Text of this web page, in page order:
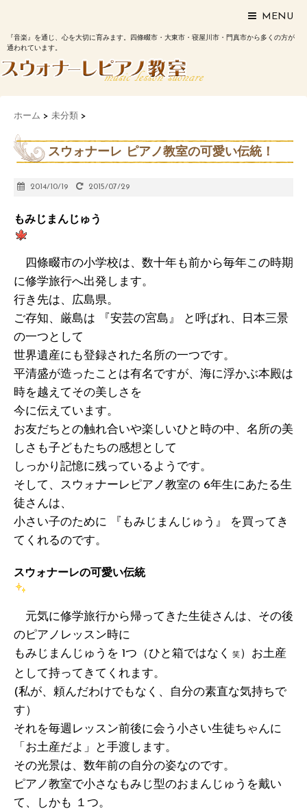
MENU
『音楽』を通じ、心を大切に育みます。四條畷市・大東市・寝屋川市・門真市から多くの方が
通われています。
ホーム > 未分類 >
スウォナーレ ピアノ教室の可愛い伝統！
2014/10/19 2015/07/29
もみじまんじゅう
四條畷市の小学校は、数十年も前から毎年この時期
に修学旅行へ出発します。
行き先は、広島県。
ご存知、厳島は 『安芸の宮島』 と呼ばれ、日本三景
の一つとして
世界遺産にも登録された名所の一つです。
平清盛が造ったことは有名ですが、海に浮かぶ本殿は
時を越えてその美しさを
今に伝えています。
お友だちとの触れ合いや楽しいひと時の中、名所の美
しさも子どもたちの感想として
しっかり記憶に残っているようです。
そして、スウォナーレピアノ教室の 6年生にあたる生
徒さんは、
小さい子のために 『もみじまんじゅう』 を買ってき
てくれるのです。
スウォナーレの可愛い伝統
元気に修学旅行から帰ってきた生徒さんは、その後
のピアノレッスン時に
もみじまんじゅうを 1つ（ひと箱ではなく
笑 ）お土産
として持ってきてくれます。
(私が、頼んだわけでもなく、自分の素直な気持ちで
す）
それを毎週レッスン前後に会う小さい生徒ちゃんに
「お土産だよ」と手渡します。
その光景は、数年前の自分の姿なのです。
ピアノ教室で小さなもみじ型のおまんじゅうを戴い
て、しかも １つ。